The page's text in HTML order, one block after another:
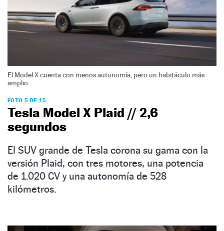
El Model X cuenta con menos autonomía, pero un habitáculo más
amplio.
FOTO 5 DE 15
Tesla Model X Plaid // 2,6
segundos
El SUV grande de Tesla corona su gama con la
versión Plaid, con tres motores, una potencia
de 1.020 CV y una autonomía de 528
kilómetros.